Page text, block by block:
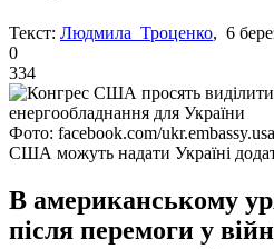
Текст: Людмила Троценко, 6
0
334
Фото: facebook.com/ukr.embassy.usa
США можуть надати Україні
В американському
після перемоги у